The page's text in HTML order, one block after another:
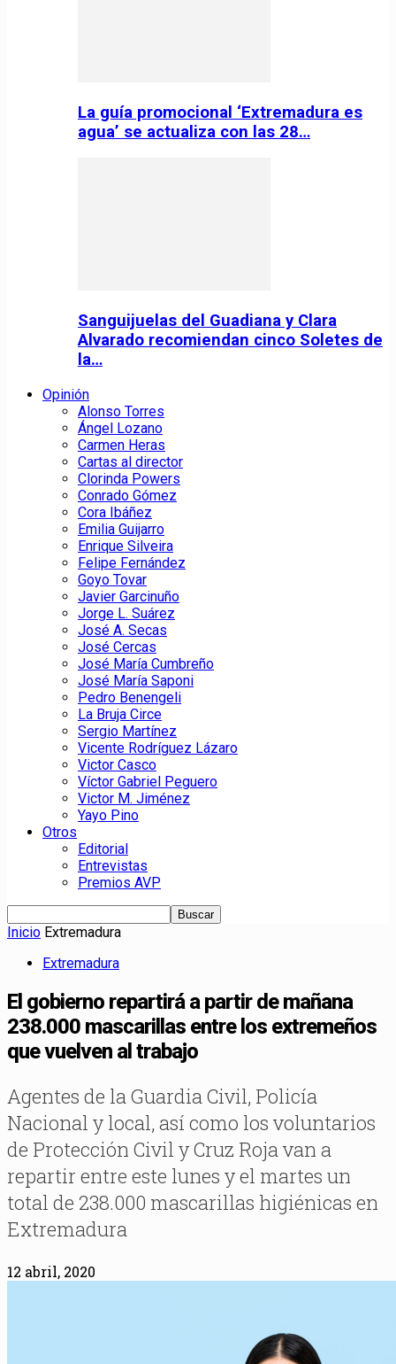
La guía promocional ‘Extremadura es
agua’ se actualiza con las 28…
Sanguijuelas del Guadiana y Clara
Alvarado recomiendan cinco Soletes de
la…
Opinión
Alonso Torres
Ángel Lozano
Carmen Heras
Cartas al director
Clorinda Powers
Conrado Gómez
Cora Ibáñez
Emilia Guijarro
Enrique Silveira
Felipe Fernández
Goyo Tovar
Javier Garcinuño
Jorge L. Suárez
José A. Secas
José Cercas
José María Cumbreño
José María Saponi
Pedro Benengeli
La Bruja Circe
Sergio Martínez
Vicente Rodríguez Lázaro
Victor Casco
Víctor Gabriel Peguero
Victor M. Jiménez
Yayo Pino
Otros
Editorial
Entrevistas
Premios AVP
Inicio Extremadura
Extremadura
El gobierno repartirá a partir de mañana
238.000 mascarillas entre los extremeños
que vuelven al trabajo
Agentes de la Guardia Civil, Policía
Nacional y local, así como los voluntarios
de Protección Civil y Cruz Roja van a
repartir entre este lunes y el martes un
total de 238.000 mascarillas higiénicas en
Extremadura
12 abril, 2020